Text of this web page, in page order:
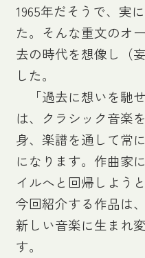
1965年だそうで、実
た。そんな重文のオ
去の時代を想像し（
した。
「過去に想いを馳
は、クラシック音楽
身、楽譜を通して常
になります。作曲家
イルへと回帰しよう
今回紹介する作品は
新しい音楽に生まれ
す。